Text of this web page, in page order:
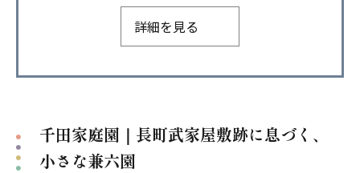
詳細を見る
千田家庭園｜長町武家屋敷跡に息づく、
小さな兼六園